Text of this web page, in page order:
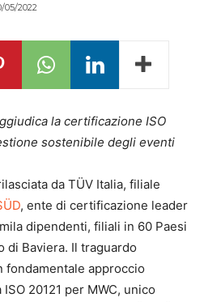
05/2022
la certificazione ISO
sostenibile degli eventi
da TÜV Italia, filiale
, ente di certificazione leader
dipendenti, filiali in 60 Paesi
di Baviera. Il traguardo
fondamentale approccio
20121 per MWC, unico